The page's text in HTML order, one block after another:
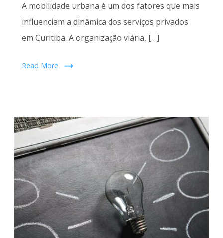
A mobilidade urbana é um dos fatores que mais
influenciam a dinâmica dos serviços privados
em Curitiba. A organização viária, […]
Read More